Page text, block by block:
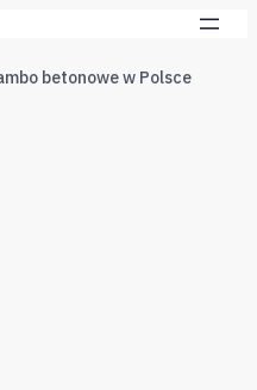
betonowe w Polsce